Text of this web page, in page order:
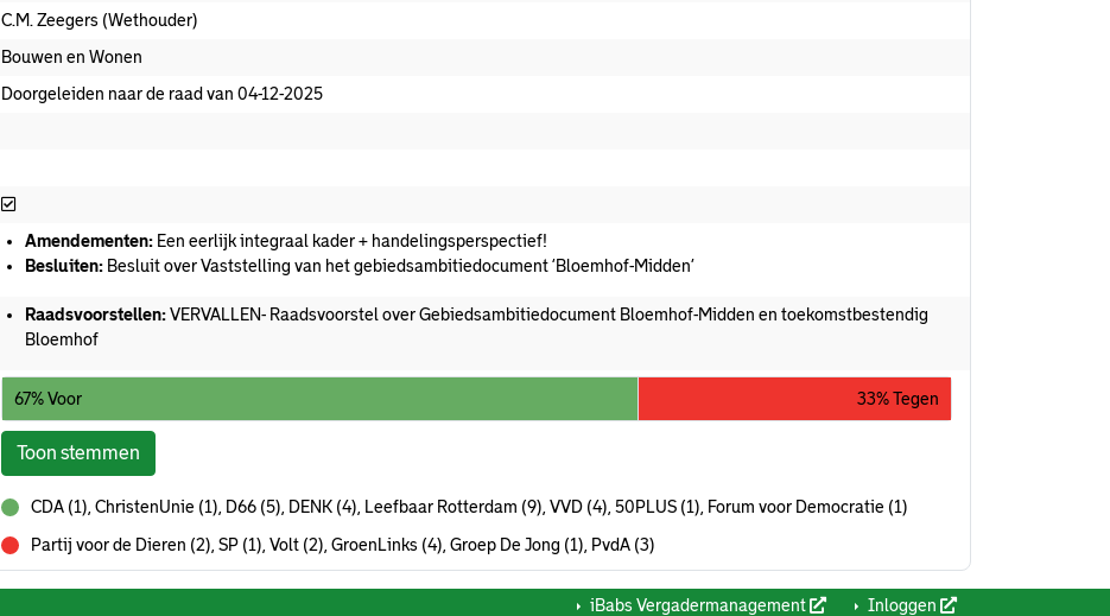
C.M. Zeegers (Wethouder)
Bouwen en Wonen
Doorgeleiden naar de raad van 04-12-2025
Ingekomen stuk
Amendementen: Een eerlijk integraal kader + handelingsperspectief!
Besluiten: Besluit over Vaststelling van het gebiedsambitiedocument ‘Bloemhof-Midden’
Raadsvoorstellen:VERVALLEN- Raadsvoorstel over Gebiedsambitiedocument Bloemhof-Midden en toekomstbestendig
Bloemhof
67% Voor 33% Tegen
Toon stemmen
CDA (1), ChristenUnie (1), D66 (5), DENK (4), Leefbaar Rotterdam (9), VVD (4), 50PLUS (1), Forum voor Democratie (1)
Partij voor de Dieren (2), SP (1), Volt (2), GroenLinks (4), Groep De Jong (1), PvdA (3)
iBabs Vergadermanagement Inloggen